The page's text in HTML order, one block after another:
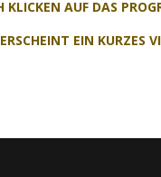
AUF DAS
EIN KURZES